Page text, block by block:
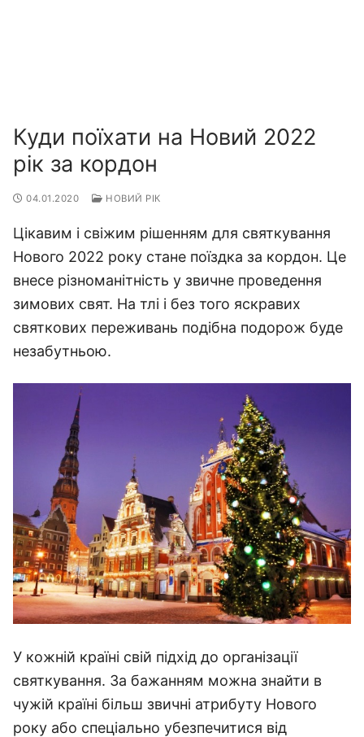
Куди поїхати на Новий 2022
рік за кордон
04.01.2020 НОВИЙ РІК
Цікавим і свіжим рішенням для святкування
Нового 2022 року стане поїздка за кордон. Це
внесе різноманітність у звичне проведення
зимових свят. На тлі і без того яскравих
святкових переживань подібна подорож буде
незабутньою.
У кожній країні свій підхід до організації
святкування. За бажанням можна знайти в
чужій країні більш звичні атрибуту Нового
року або спеціально убезпечитися від